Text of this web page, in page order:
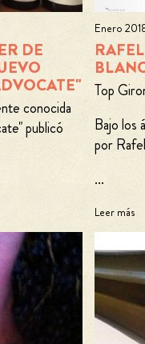
DE
conocida
publicó
Enero
Top
Bajo los
por
...
Leer más